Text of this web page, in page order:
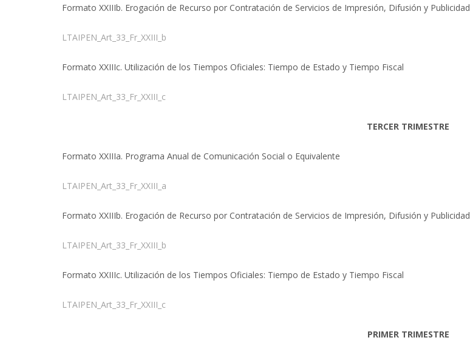
Formato XXIIIb. Erogación de Recurso por Contratación de Servicios de Impresión, Difusión y Publicidad
LTAIPEN_Art_33_Fr_XXIII_b
Formato XXIIIc. Utilización de los Tiempos Oficiales: Tiempo de Estado y Tiempo Fiscal
LTAIPEN_Art_33_Fr_XXIII_c
TERCER TRIMESTRE
Formato XXIIIa. Programa Anual de Comunicación Social o Equivalente
LTAIPEN_Art_33_Fr_XXIII_a
Formato XXIIIb. Erogación de Recurso por Contratación de Servicios de Impresión, Difusión y Publicidad
LTAIPEN_Art_33_Fr_XXIII_b
Formato XXIIIc. Utilización de los Tiempos Oficiales: Tiempo de Estado y Tiempo Fiscal
LTAIPEN_Art_33_Fr_XXIII_c
PRIMER TRIMESTRE